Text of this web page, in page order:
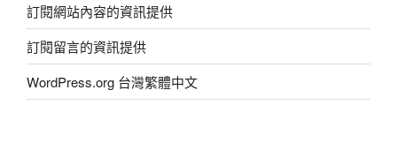
訂閱網站內容的資訊提供
訂閱留言的資訊提供
WordPress.org 台灣繁體中文